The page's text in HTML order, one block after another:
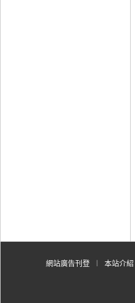
網站廣告刊登 本站介紹